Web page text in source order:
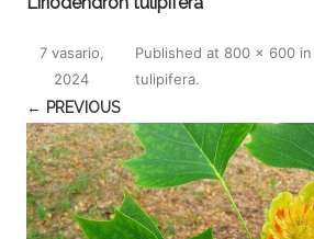
Published
7 vasario,
2024
at 800 × 600 in
tulipifera.
← PREVIOUS